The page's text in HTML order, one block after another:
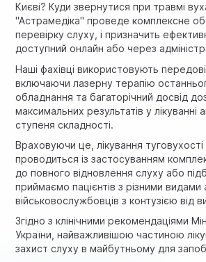
Києві? Куди звернутися при травмі
"Астрамедiка" проведе комплексне
перевірку слуху, і призначить
доступний онлайн або через
Наші фахівці використовують
включаючи лазерну терапію
обладнання та багаторічний досвід
максимальних результатів у
ступеня складності.
Враховуючи це, лікування туговухості
проводиться із застосуванням
до повного відновлення слуху або
приймаємо пацієнтів з різними
військовослужбовців з контузією від
Згідно зклінічними рекомендаціями
України , найважливішою частиною
захист слуху в майбутньому для